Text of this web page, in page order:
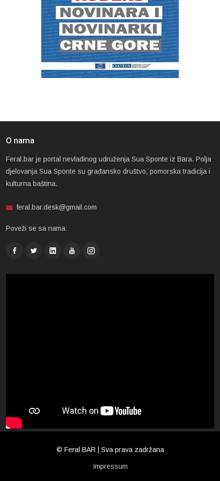
O nama
Feral.bar je portal nevladinog udruženja Sua Sponte iz Bara. Polja
djelovanja Sua Sponte su građansko društvo, pomorska tradicija i
kulturna baština.
feral.bar.desk@gmail.com
Poveži se sa nama:
© Feral BAR | Sva prava zadržana
Impressum